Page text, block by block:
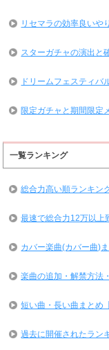
リセマラの効率良いや
スターガチャの演出と
ドリームフェスティバ
限定ガチャと期間限定
一覧ランキング
総合力高い順ランキン
最速で総合力12万以上
カバー楽曲(カバー曲)
楽曲の追加・解禁方法
短い曲・長い曲まとめ
過去に開催されたラン